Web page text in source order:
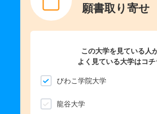
願書取り寄せ
この大学を見ている人が
よく見ている大学はコチ
びわこ学院大学
龍谷大学